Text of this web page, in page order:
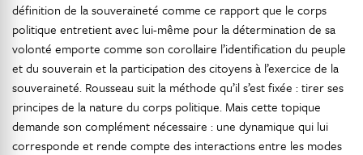
définition de la souveraineté comme ce rapport que le corps
politique entretient avec lui-même pour la détermination de sa
volonté emporte comme son corollaire l’identification du peuple
et du souverain et la participation des citoyens à l’exercice de la
souveraineté. Rousseau suit la méthode qu’il s’est fixée : tirer ses
principes de la nature du corps politique. Mais cette topique
demande son complément nécessaire : une dynamique qui lui
corresponde et rende compte des interactions entre les modes